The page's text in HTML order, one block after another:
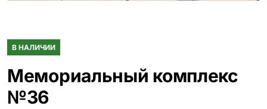
В НАЛИЧИИ
Мемориальный комплекс
№36